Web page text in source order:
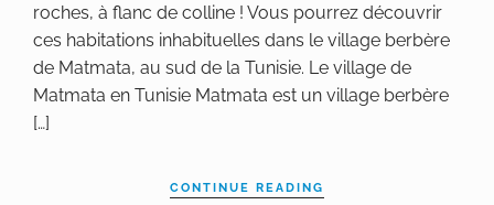
roches, à flanc de colline ! Vous pourrez découvrir
ces habitations inhabituelles dans le village berbère
de Matmata, au sud de la Tunisie. Le village de
Matmata en Tunisie Matmata est un village berbère
[…]
CONTINUE READING